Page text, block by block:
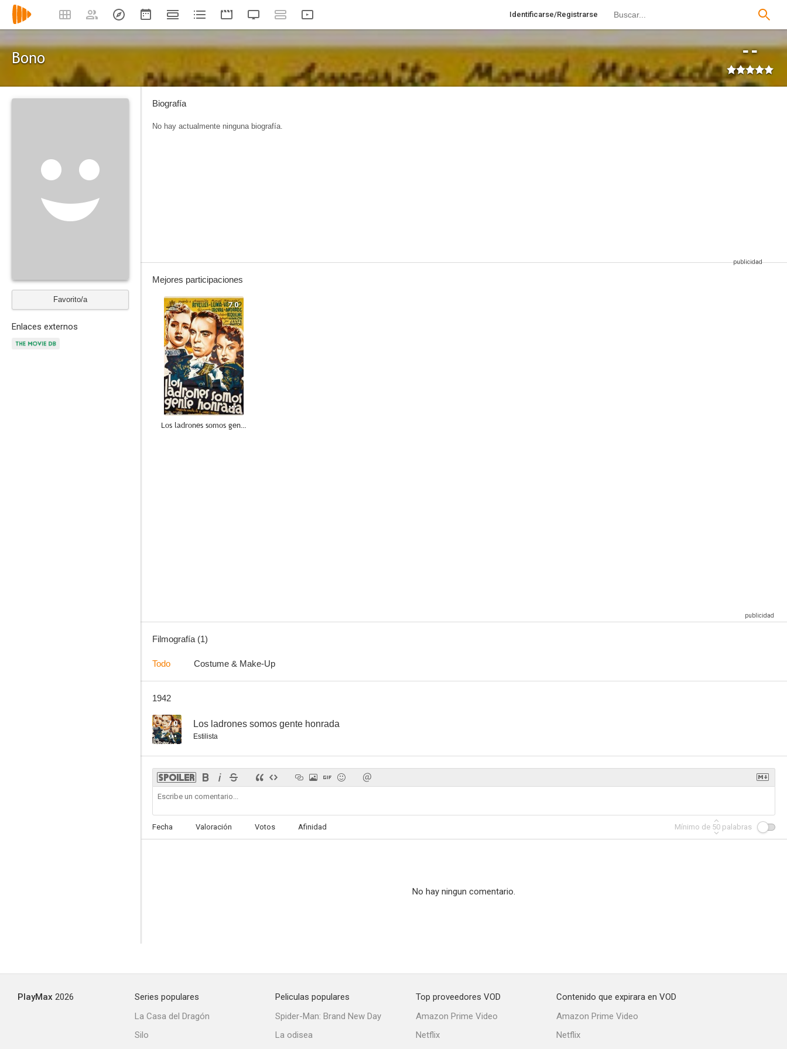
Identificarse/Registrarse
Bono --
Favorito/a
Enlaces externos
Biografía
No hay actualmente ninguna biografía.
Mejores participaciones
7.0
Los ladrones somos gente honrada
Filmografía (1)
Todo Costume & Make-Up
1942
7.0 Los ladrones somos gente honrada
Estilista
Fecha Valoración Votos Afinidad Mínimo de 50 palabras
No hay ningun comentario.
PlayMax 2026
Series populares
La Casa del Dragón
Silo
Peliculas populares
Spider-Man: Brand New Day
La odisea
Top proveedores VOD
Amazon Prime Video
Netflix
Contenido que expirara en VOD
Amazon Prime Video
Netflix